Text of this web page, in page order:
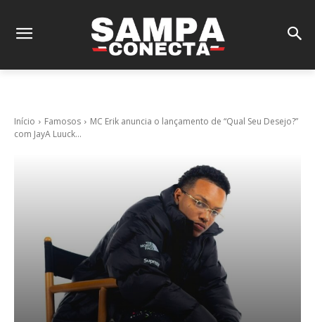
Início Famosos
MC Erik anuncia o lançamento de “Qual Seu Desejo?”
com JayA Luuck...